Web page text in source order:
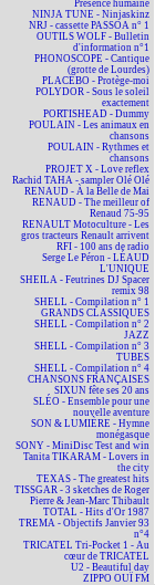
Présence humaine
NINJA TUNE - Ninjaskinz
NRJ - cassette PASSOA n° 1
OUTILS WOLF - Bulletin
d'information n°1
PHONOSCOPE - Cantique
(grotte de Lourdes)
PLACEBO - Protège-moi
POLYDOR - Sous le soleil
exactement
PORTISHEAD - Dummy
POULAIN - Les animaux en
chansons
POULAIN - Rythmes et
chansons
PROJET X - Love reflex
Rachid TAHA - sampler Olé Olé
RENAUD - À la Belle de Mai
RENAUD - The meilleur of
Renaud 75-95
RENAULT Motoculture - Les
gros tracteurs Renault arrivent
RFI - 100 ans de radio
Serge Le Péron - LÉAUD
L'UNIQUE
SHEILA - Feutrines DJ Spacer
remix 98
SHELL - Compilation n° 1
GRANDS CLASSIQUES
SHELL - Compilation n° 2
JAZZ
SHELL - Compilation n° 3
TUBES
SHELL - Compilation n° 4
CHANSONS FRANÇAISES
SIXUN fête ses 20 ans
SLÉO - Ensemble pour une
nouvelle aventure
SON & LUMIÈRE - Hymne
monégasque
SONY - MiniDisc Test and win
Tanita TIKARAM - Lovers in
the city
TEXAS - The greatest hits
TISSGAR - 3 sketches de Roger
Pierre & Jean-Marc Thibault
TOTAL - Hits d'Or 1987
TREMA - Objectifs Janvier 93
n°4
TRICATEL Tri-Pocket 1 - Au
cœur de TRICATEL
U2 - Beautiful day
ZIPPO OUÏ FM